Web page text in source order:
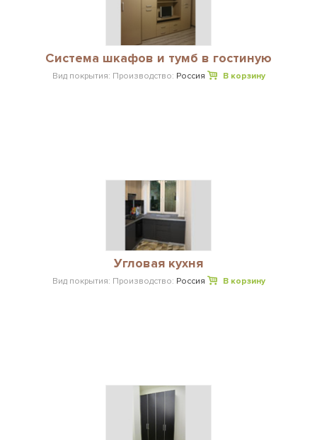
Система шкафов и тумб в гостиную
Вид покрытия: Производство: Россия В корзину
Угловая кухня
Вид покрытия: Производство: Россия В корзину